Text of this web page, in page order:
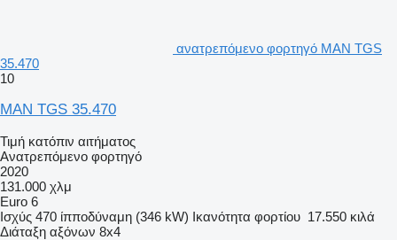
ανατρεπόμενο φορτηγό MAN TGS
35.470
10
MAN TGS 35.470
Τιμή κατόπιν αιτήματος
Ανατρεπόμενο φορτηγό
2020
131.000 χλμ
Euro 6
Ισχύς 470 ίπποδύναμη (346 kW) Ικανότητα φορτίου 17.550 κιλά
Διάταξη αξόνων 8x4